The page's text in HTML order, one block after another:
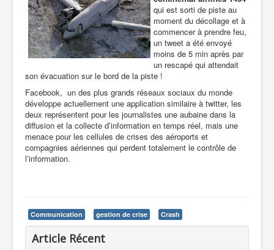
qui est sorti de piste au
moment du décollage et à
commencer à prendre feu,
un tweet a été envoyé
moins de 5 min après par
un rescapé qui attendait
son évacuation sur le bord de la piste !
Facebook, un des plus grands réseaux sociaux du monde
développe actuellement une application similaire à twitter, les
deux représentent pour les journalistes une aubaine dans la
diffusion et la collecte d’information en temps réel, mais une
menace pour les cellules de crises des aéroports et
compagnies aériennes qui perdent totalement le contrôle de
l’information.
Communication gestion de crise Crash
Article Récent